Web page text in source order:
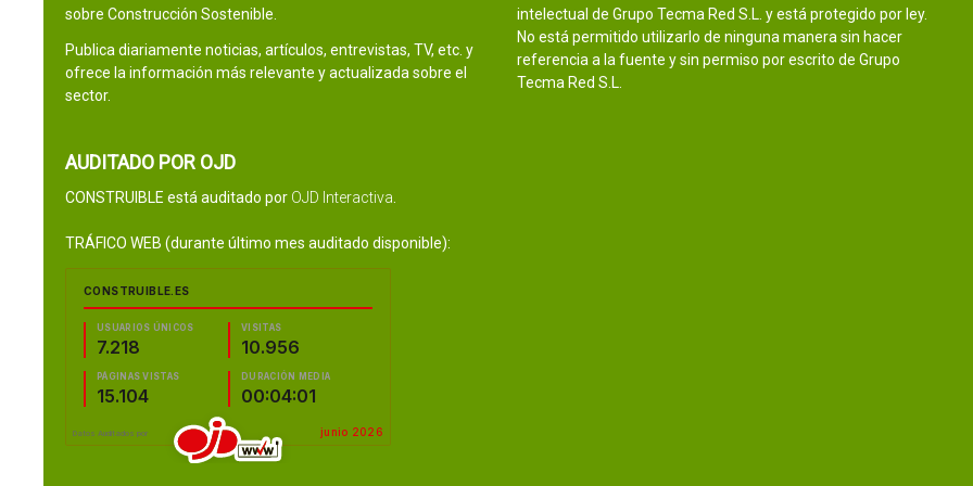
sobre Construcción Sostenible.
Publica diariamente noticias, artículos, entrevistas, TV, etc. y
ofrece la información más relevante y actualizada sobre el
sector.
AUDITADO POR OJD
CONSTRUIBLE está auditado por OJD Interactiva
TRÁFICO WEB (durante último mes auditado disponible):
intelectual de Grupo Tecma Red S.L. y está protegido por ley.
No está permitido utilizarlo de ninguna manera sin hacer
referencia a la fuente y sin permiso por escrito de Grupo
Tecma Red S.L.